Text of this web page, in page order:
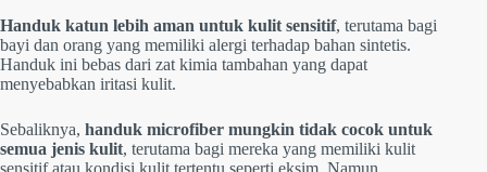
Handuk katun lebih aman untuk kulit sensitif, terutama bagi
bayi dan orang yang memiliki alergi terhadap bahan sintetis.
Handuk ini bebas dari zat kimia tambahan yang dapat
menyebabkan iritasi kulit.
Sebaliknya, handuk microfiber mungkin tidak cocok untuk
semua jenis kulit, terutama bagi mereka yang memiliki kulit
sensitif atau kondisi kulit tertentu seperti eksim. Namun,